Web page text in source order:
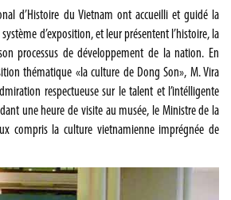
d’Histoire du Vietnam ont accueilli et guidé la
d’exposition, et leur présentent l’histoire, la
processus de développement de la nation. En
thématique «la culture de Dong Son», M. Vira
respectueuse sur le talent et l’intélligente
une heure de visite au musée, le Ministre de la
compris la culture vietnamienne imprégnée de